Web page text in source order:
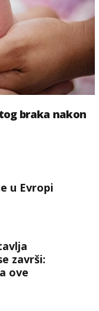
braka nakon
u Evropi
završi:
ove